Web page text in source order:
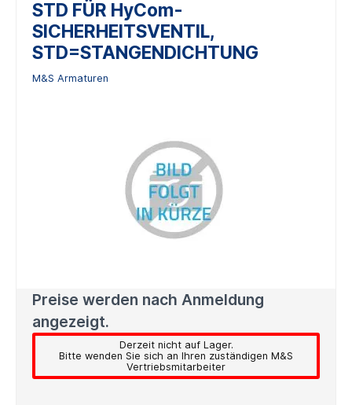
STD FÜR HyCom-
SICHERHEITSVENTIL,
STD=STANGENDICHTUNG
M&S Armaturen
Preise werden nach Anmeldung
angezeigt.
Derzeit nicht auf Lager.
Bitte wenden Sie sich an Ihren zuständigen M&S
Vertriebsmitarbeiter